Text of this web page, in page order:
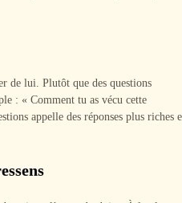
de lui. Plutôt que des questions
: « Comment tu as vécu cette
appelle des réponses plus riches